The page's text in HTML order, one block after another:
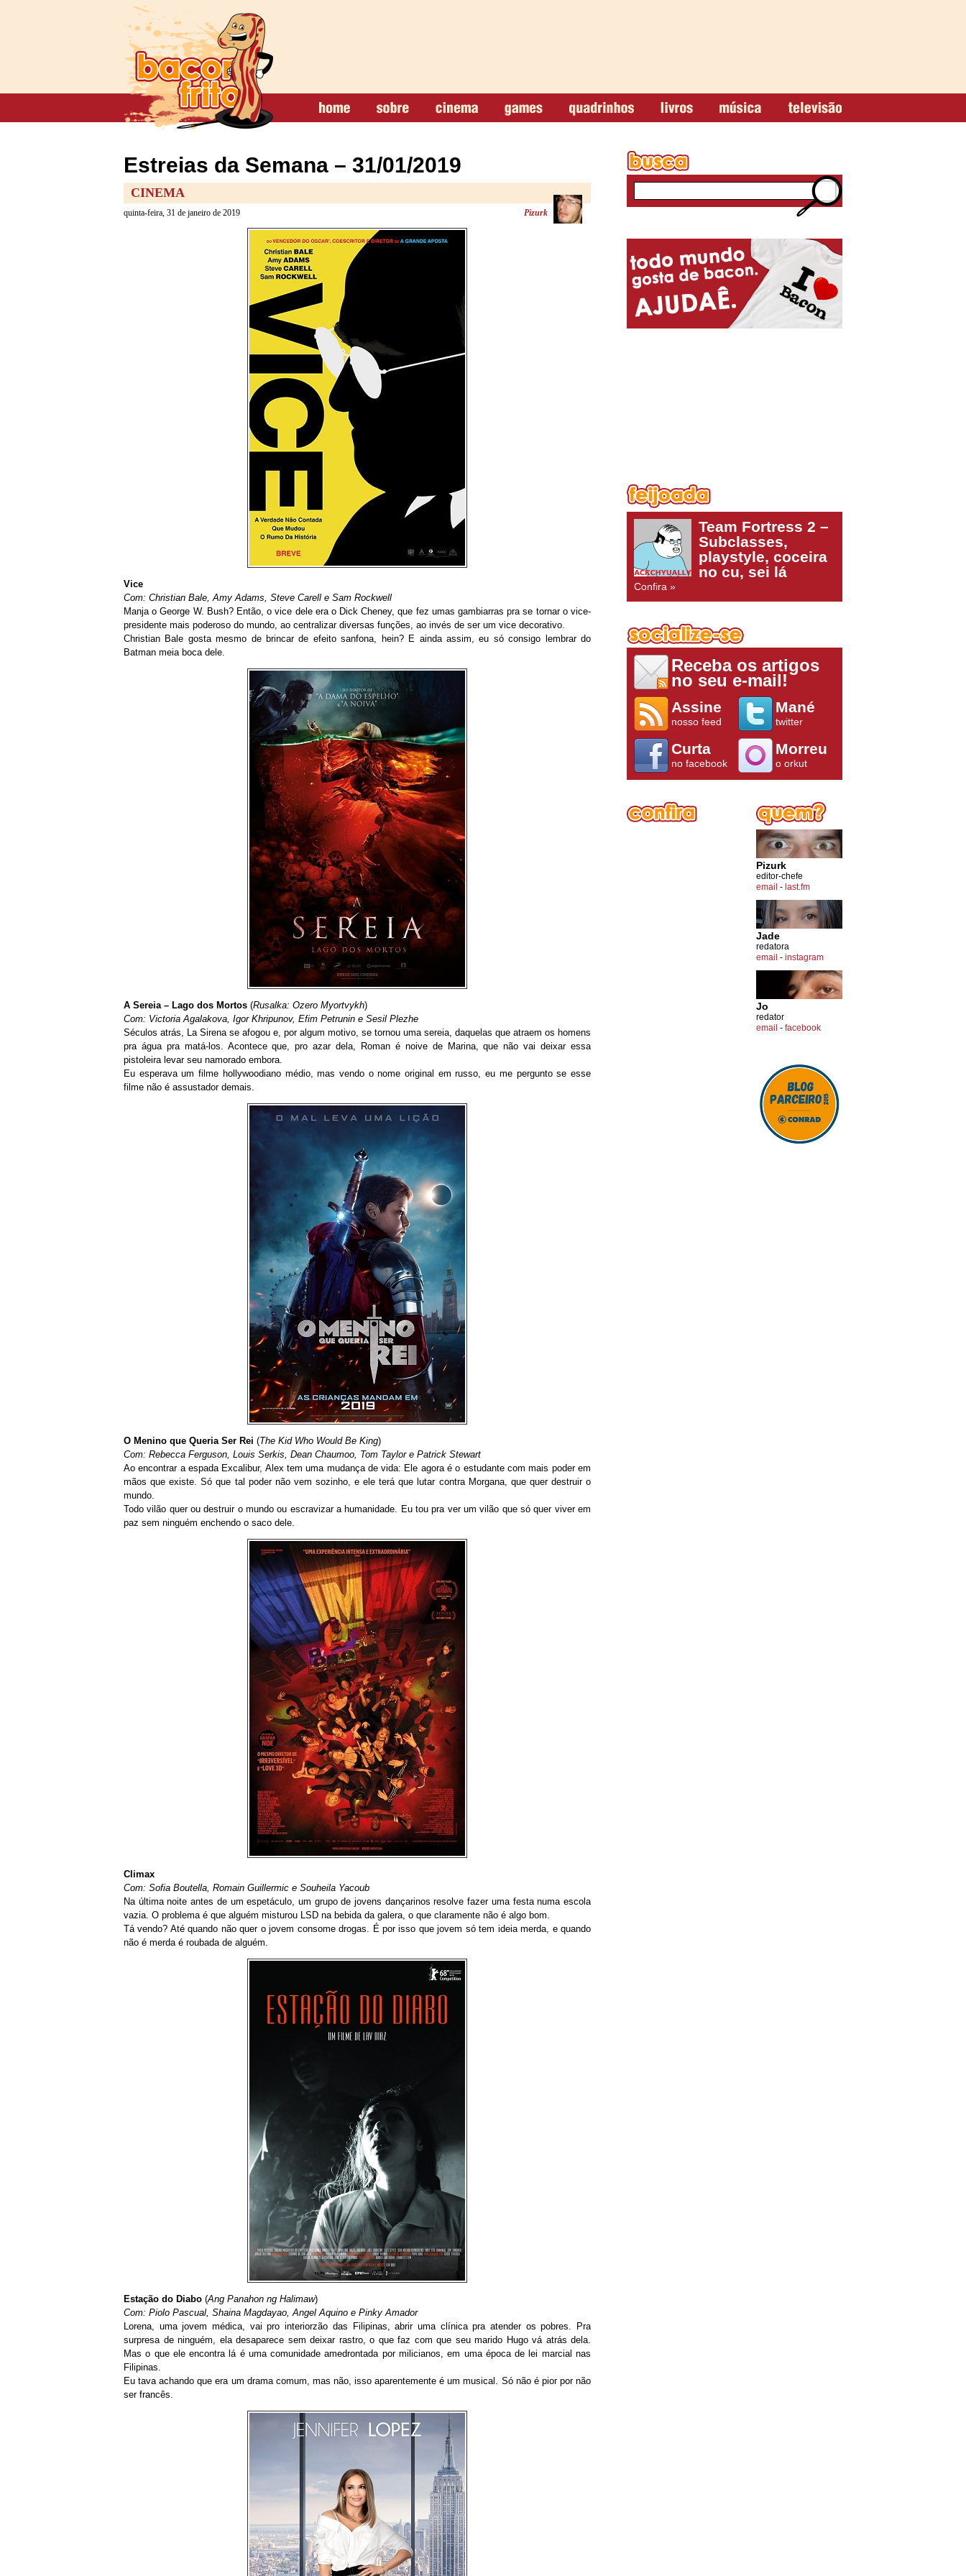
Estreias da Semana – 31/01/2019
CINEMA
quinta-feira, 31 de janeiro de 2019 Pizurk
Vice
Com: Christian Bale, Amy Adams, Steve Carell e Sam Rockwell
Manja o George W. Bush? Então, o vice dele era o Dick Cheney, que fez umas gambiarras pra se tornar o vice-
presidente mais poderoso do mundo, ao centralizar diversas funções, ao invés de ser um vice decorativo.
Christian Bale gosta mesmo de brincar de efeito sanfona, hein? E ainda assim, eu só consigo lembrar do
Batman meia boca dele.
A Sereia – Lago dos Mortos (Rusalka: Ozero Myortvykh)
Com: Victoria Agalakova, Igor Khripunov, Efim Petrunin e Sesil Plezhe
Séculos atrás, La Sirena se afogou e, por algum motivo, se tornou uma sereia, daquelas que atraem os homens
pra água pra matá-los. Acontece que, pro azar dela, Roman é noive de Marina, que não vai deixar essa
pistoleira levar seu namorado embora.
Eu esperava um filme hollywoodiano médio, mas vendo o nome original em russo, eu me pergunto se esse
filme não é assustador demais.
O Menino que Queria Ser Rei (The Kid Who Would Be King)
Com: Rebecca Ferguson, Louis Serkis, Dean Chaumoo, Tom Taylor e Patrick Stewart
Ao encontrar a espada Excalibur, Alex tem uma mudança de vida: Ele agora é o estudante com mais poder em
mãos que existe. Só que tal poder não vem sozinho, e ele terá que lutar contra Morgana, que quer destruir o
mundo.
Todo vilão quer ou destruir o mundo ou escravizar a humanidade. Eu tou pra ver um vilão que só quer viver em
paz sem ninguém enchendo o saco dele.
Climax
Com: Sofia Boutella, Romain Guillermic e Souheila Yacoub
Na última noite antes de um espetáculo, um grupo de jovens dançarinos resolve fazer uma festa numa escola
vazia. O problema é que alguém misturou LSD na bebida da galera, o que claramente não é algo bom.
Tá vendo? Até quando não quer o jovem consome drogas. É por isso que jovem só tem ideia merda, e quando
não é merda é roubada de alguém.
Estação do Diabo (Ang Panahon ng Halimaw)
Com: Piolo Pascual, Shaina Magdayao, Angel Aquino e Pinky Amador
Lorena, uma jovem médica, vai pro interiorzão das Filipinas, abrir uma clínica pra atender os pobres. Pra
surpresa de ninguém, ela desaparece sem deixar rastro, o que faz com que seu marido Hugo vá atrás dela.
Mas o que ele encontra lá é uma comunidade amedrontada por milicianos, em uma época de lei marcial nas
Filipinas.
Eu tava achando que era um drama comum, mas não, isso aparentemente é um musical. Só não é pior por não
ser francês.
Team Fortress 2 –
Subclasses,
playstyle, coceira
no cu, sei lá
Confira »
Receba os artigos
no seu e-mail!
Assine
nosso feed
Mané
twitter
Curta
no facebook
Morreu
o orkut
Pizurk
editor-chefe
email - last.fm
Jade
redatora
email - instagram
Jo
redator
email - facebook